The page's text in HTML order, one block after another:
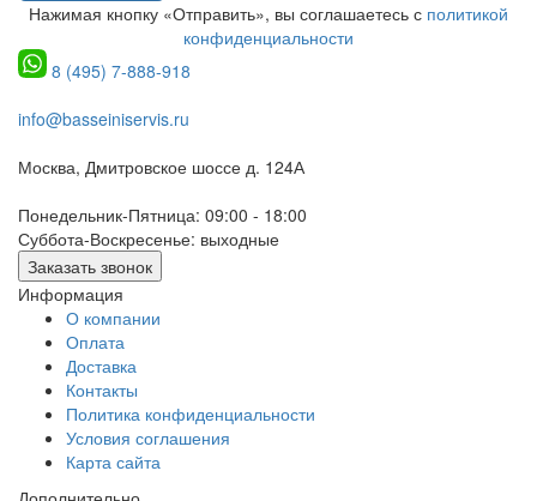
Нажимая кнопку «Отправить», вы соглашаетесь с политикой
конфиденциальности
8 (495) 7-888-918
info@basseiniservis.ru
Москва, Дмитровское шоссе д. 124А
Понедельник-Пятница: 09:00 - 18:00
Суббота-Воскресенье: выходные
Заказать звонок
Информация
О компании
Оплата
Доставка
Контакты
Политика конфиденциальности
Условия соглашения
Карта сайта